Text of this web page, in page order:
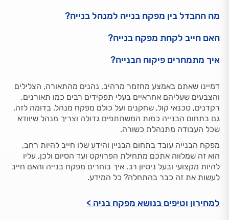
מה ההבדל בין מפקח בנייה למנהל בנייה?
האם חייב לקחת מפקח בנייה?
איך מתמחרים פיקוח הבנייה?
דמיינו שאתם באמצע מחזמר מרהיב, נהנים מהתאורה, הצלילים
והצבעים שעליהם אחראיים בעלי תפקידים רבים כמו תאורנים,
רקדנים, טכנאי קול, שחקנים ועל כולם מפקח מנהל. בדומה לזה,
גם בתחום הבנייה כמות המשתתפים גדולה וצריך מנהל שיוודא
שכל העבודה מתנהלת כשורה.
מפקח הבנייה עובד בתחום הבניין והידע שלו חייב להיות רחב,
הוא זה שמלווה אתכם מתחילת הפרויקט ועד הסיום ולכן, עליו
להיות מקצועי ובעל ניסיון רב. איך בוחרים מפקח בנייה והאם חייב
לעשות את זה כבר בהתחלה? כל המידע.
למחירון וטיפים בנושא מפקח בניה >